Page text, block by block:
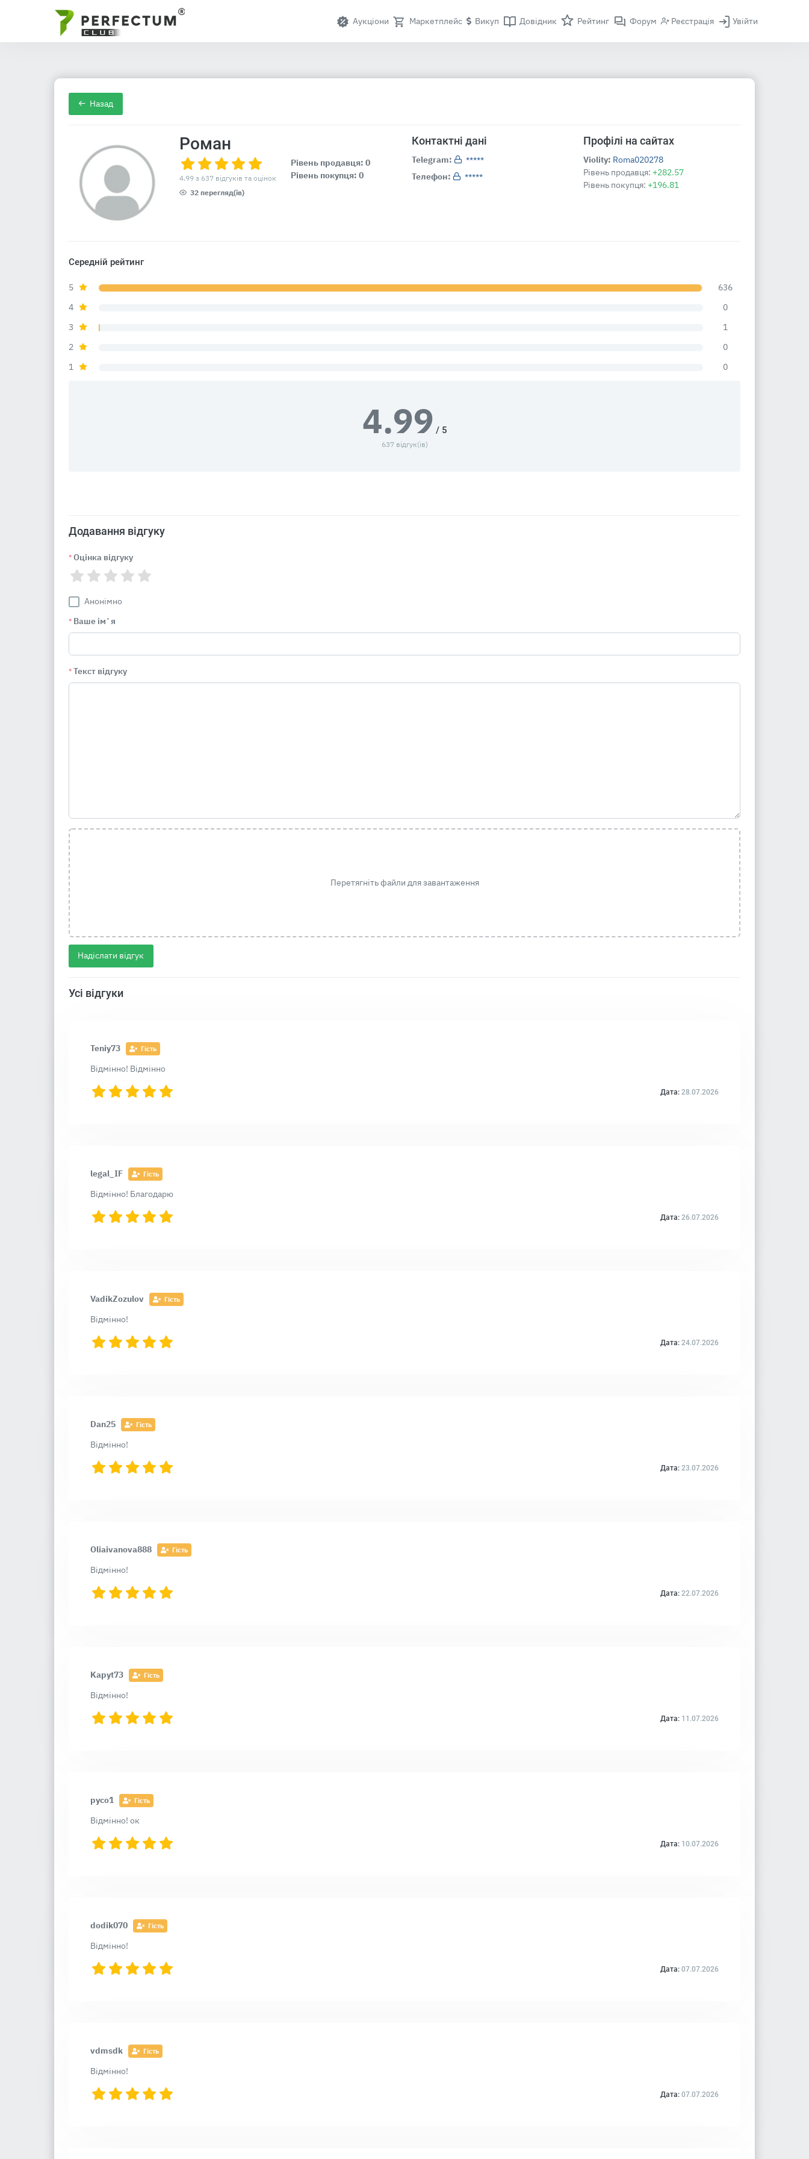
Аукціони Маркетплейс Викуп Довідник Рейтинг Форум Реєстрація Увійти
Назад
Роман
4.99 з 637 відгуків та оцінок
32 перегляд(ів)
Рівень продавця: 0
Рівень покупця: 0
Контактні дані
Telegram:
*****
Телефон:
*****
Профілі на сайтах
Violity: Roma020278
Рівень продавця: +282.57
Рівень покупця: +196.81
Середній рейтинг
5
636
4
0
3
1
2
0
1
0
4.99 / 5
637 відгук(ів)
Додавання відгуку
* Оцінка відгуку
Анонімно
* Ваше імʼя
* Текст відгуку
Перетягніть файли для завантаження
Надіслати відгук
Усі відгуки
Teniy73 Гість
Відмінно! Відмінно
Дата: 28.07.2026
legal_IF Гість
Відмінно! Благодарю
Дата: 26.07.2026
VadikZozulov Гість
Відмінно!
Дата: 24.07.2026
Dan25 Гість
Відмінно!
Дата: 23.07.2026
Oliaivanova888 Гість
Відмінно!
Дата: 22.07.2026
Kapyt73 Гість
Відмінно!
Дата: 11.07.2026
русо1 Гість
Відмінно! ок
Дата: 10.07.2026
dodik070 Гість
Відмінно!
Дата: 07.07.2026
vdmsdk Гість
Відмінно!
Дата: 07.07.2026